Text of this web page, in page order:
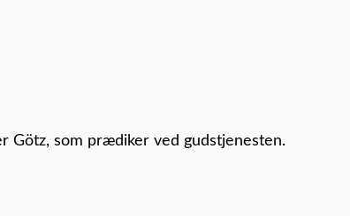
Götz, som prædiker ved gudstjenesten.